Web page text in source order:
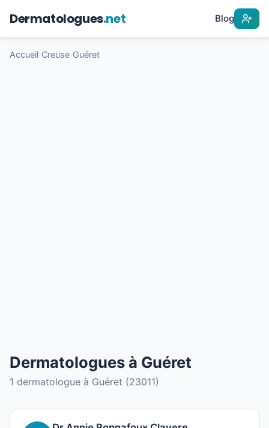
Dermatologues.net Blog
Accueil Creuse Guéret
Dermatologues à Guéret
1 dermatologue à Guéret (23011)